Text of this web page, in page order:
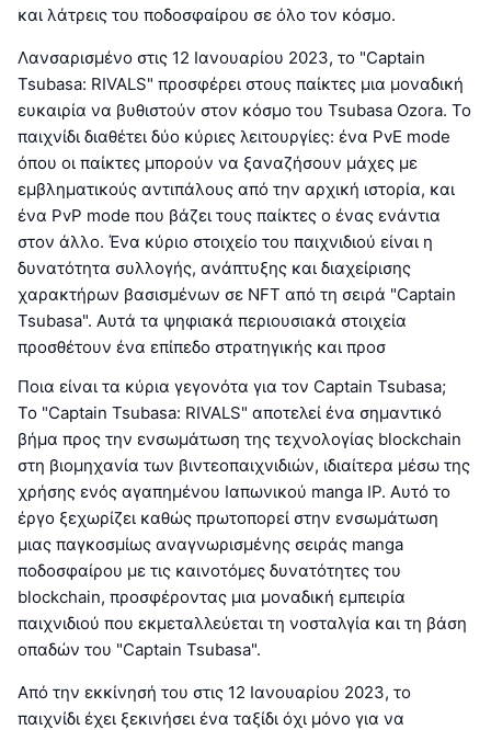
και λάτρεις του ποδοσφαίρου σε όλο τον κόσμο.
Λανσαρισμένο στις 12 Ιανουαρίου 2023, το "Captain
Tsubasa: RIVALS" προσφέρει στους παίκτες μια μοναδική
ευκαιρία να βυθιστούν στον κόσμο του Tsubasa Ozora. Το
παιχνίδι διαθέτει δύο κύριες λειτουργίες: ένα PvE mode
όπου οι παίκτες μπορούν να ξαναζήσουν μάχες με
εμβληματικούς αντιπάλους από την αρχική ιστορία, και
ένα PvP mode που βάζει τους παίκτες ο ένας ενάντια
στον άλλο. Ένα κύριο στοιχείο του παιχνιδιού είναι η
δυνατότητα συλλογής, ανάπτυξης και διαχείρισης
χαρακτήρων βασισμένων σε NFT από τη σειρά "Captain
Tsubasa". Αυτά τα ψηφιακά περιουσιακά στοιχεία
προσθέτουν ένα επίπεδο στρατηγικής και προσ
Ποια είναι τα κύρια γεγονότα για τον Captain Tsubasa;
Το "Captain Tsubasa: RIVALS" αποτελεί ένα σημαντικό
βήμα προς την ενσωμάτωση της τεχνολογίας blockchain
στη βιομηχανία των βιντεοπαιχνιδιών, ιδιαίτερα μέσω της
χρήσης ενός αγαπημένου Ιαπωνικού manga IP. Αυτό το
έργο ξεχωρίζει καθώς πρωτοπορεί στην ενσωμάτωση
μιας παγκοσμίως αναγνωρισμένης σειράς manga
ποδοσφαίρου με τις καινοτόμες δυνατότητες του
blockchain, προσφέροντας μια μοναδική εμπειρία
παιχνιδιού που εκμεταλλεύεται τη νοσταλγία και τη βάση
οπαδών του "Captain Tsubasa".
Από την εκκίνησή του στις 12 Ιανουαρίου 2023, το
παιχνίδι έχει ξεκινήσει ένα ταξίδι όχι μόνο για να